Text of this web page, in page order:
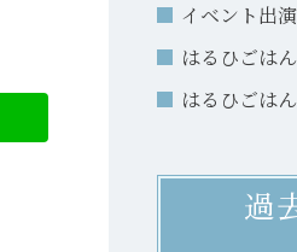
イベント出
はるひごは
はるひごは
過